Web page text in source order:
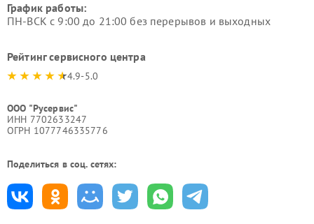
График работы:
ПН-ВСК с 9:00 до 21:00 без перерывов и выходных
Рейтинг сервисного центра
4.9-5.0
ООО "Русервис"
ИНН 7702633247
ОГРН 1077746335776
Поделиться в соц. сетях: